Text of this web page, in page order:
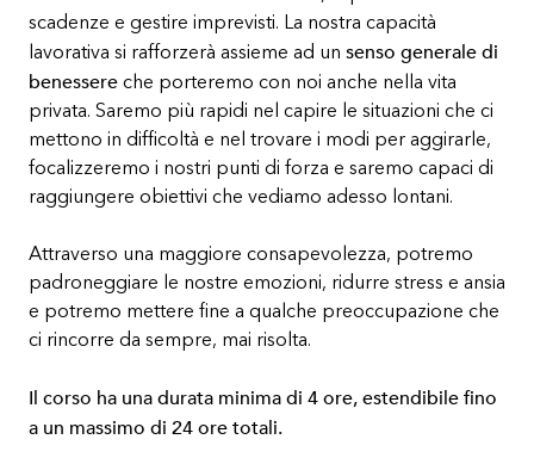
scadenze e gestire imprevisti. La nostra capacità
lavorativa si rafforzerà assieme ad un senso generale di
benessere che porteremo con noi anche nella vita
privata. Saremo più rapidi nel capire le situazioni che ci
mettono in difficoltà e nel trovare i modi per aggirarle,
focalizzeremo i nostri punti di forza e saremo capaci di
raggiungere obiettivi che vediamo adesso lontani.
Attraverso una maggiore consapevolezza, potremo
padroneggiare le nostre emozioni, ridurre stress e ansia
e potremo mettere fine a qualche preoccupazione che
ci rincorre da sempre, mai risolta.
Il corso ha una durata minima di 4 ore, estendibile fino
a un massimo di 24 ore totali.